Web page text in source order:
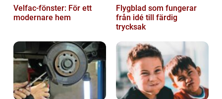
Velfac-fönster: För ett
modernare hem
Flygblad som fungerar
från idé till färdig
trycksak